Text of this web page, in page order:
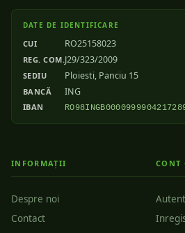
DATE DE IDENTIFICARE
CUI RO25158023
REG. COM.J29/323/2009
SEDIU Ploiesti, Panciu 15
BANCĂ ING
IBAN
INFORMAȚII
Despre noi
Contact
CONT